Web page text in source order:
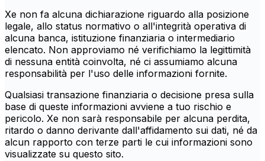
Xe non fa alcuna dichiarazione riguardo alla posizione
legale, allo status normativo o all'integrità operativa di
alcuna banca, istituzione finanziaria o intermediario
elencato. Non approviamo né verifichiamo la legittimità
di nessuna entità coinvolta, né ci assumiamo alcuna
responsabilità per l'uso delle informazioni fornite.
Qualsiasi transazione finanziaria o decisione presa sulla
base di queste informazioni avviene a tuo rischio e
pericolo. Xe non sarà responsabile per alcuna perdita,
ritardo o danno derivante dall'affidamento sui dati, né da
alcun rapporto con terze parti le cui informazioni sono
visualizzate su questo sito.